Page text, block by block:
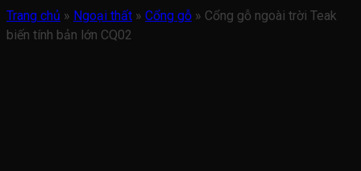
Trang chủ » Ngoại thất » Cổng gỗ » Cổng gỗ ngoài trời Teak
biến tính bản lớn CQ02